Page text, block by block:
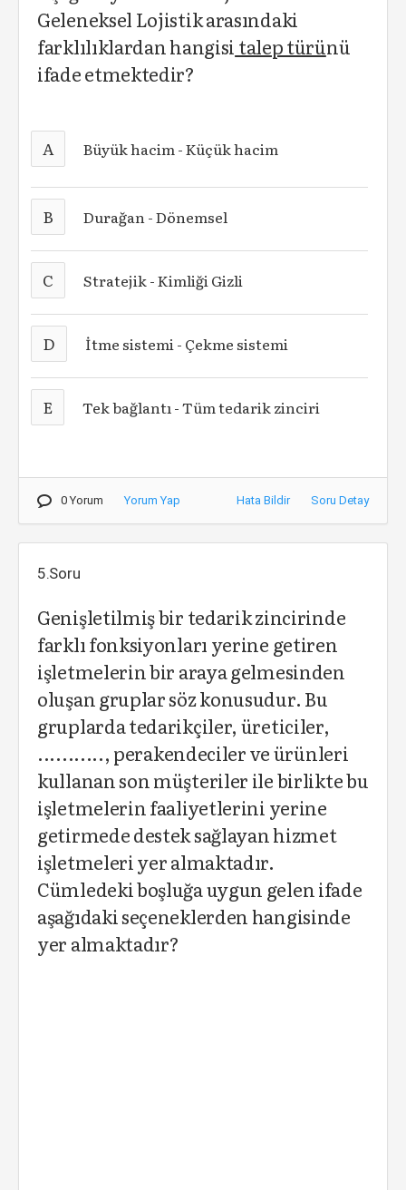
Geleneksel Lojistik arasındaki
farklılıklardan hangisi talep türünü
ifade etmektedir?
A Büyük hacim - Küçük hacim
B Durağan - Dönemsel
C Stratejik - Kimliği Gizli
D İtme sistemi - Çekme sistemi
E Tek bağlantı - Tüm tedarik zinciri
0 Yorum Yorum Yap Hata Bildir Soru Detay
5.Soru
Genişletilmiş bir tedarik zincirinde
farklı fonksiyonları yerine getiren
işletmelerin bir araya gelmesinden
oluşan gruplar söz konusudur. Bu
gruplarda tedarikçiler, üreticiler,
..........., perakendeciler ve ürünleri
kullanan son müşteriler ile birlikte bu
işletmelerin faaliyetlerini yerine
getirmede destek sağlayan hizmet
işletmeleri yer almaktadır.
Cümledeki boşluğa uygun gelen ifade
aşağıdaki seçeneklerden hangisinde
yer almaktadır?